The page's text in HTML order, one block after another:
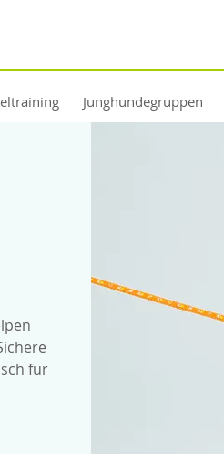
Junghundegruppen
für